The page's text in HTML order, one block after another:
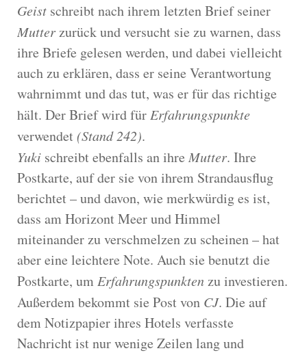
Geist schreibt nach ihrem letzten Brief seiner
Mutterzurück und versucht sie zu warnen, dass
ihre Briefe gelesen werden, und dabei vielleicht
auch zu erklären, dass er seine Verantwortung
wahrnimmt und das tut, was er für das richtige
hält. Der Brief wird für Erfahrungspunkte
verwendet (Stand 242).
Yuki schreibt ebenfalls an ihre Mutter. Ihre
Postkarte, auf der sie von ihrem Strandausflug
berichtet – und davon, wie merkwürdig es ist,
dass am Horizont Meer und Himmel
miteinander zu verschmelzen zu scheinen – hat
aber eine leichtere Note. Auch sie benutzt die
Postkarte, um Erfahrungspunktenzu investieren.
Außerdem bekommt sie Post von CJ. Die auf
dem Notizpapier ihres Hotels verfasste
Nachricht ist nur wenige Zeilen lang und